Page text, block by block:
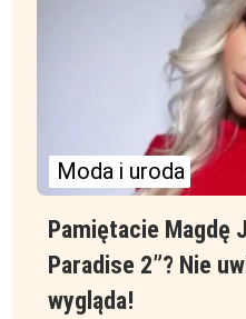
Moda i uroda
Pamiętacie Magdę
Paradise 2”? Nie
wygląda!